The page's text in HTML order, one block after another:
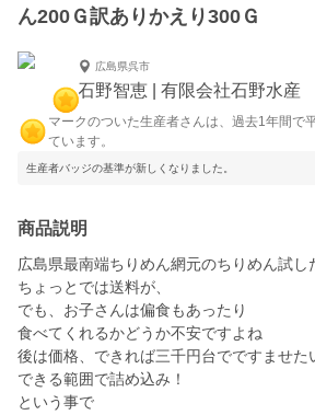
ん200Ｇ訳ありかえり300Ｇ
広島県呉市
石野智恵 | 有限会社石野水産
マークのついた生産者さんは、過去1年間で
ています。
生産者バッジの基準が新しくなりました。
商品説明
広島県最南端ちりめん網元のちりめん試し
ちょっとでは送料が、
でも、お子さんは偏食もあったり
食べてくれるかどうか不安ですよね
後は価格、できれば三千円台でですませた
できる範囲で詰め込み！
という事で